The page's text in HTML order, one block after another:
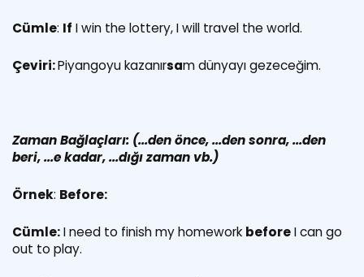
Cümle: If I win the lottery, I will travel the world.
Çeviri:Piyangoyu kazanırsam dünyayı gezeceğim.
Zaman Bağlaçları: (...den önce, ...den sonra, ...den
beri, ...e kadar, ...dığı zaman vb.)
Örnek: Before:
Cümle:I need to finish my homework beforeI can go
out to play.